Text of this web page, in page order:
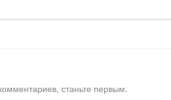
станьте первым.